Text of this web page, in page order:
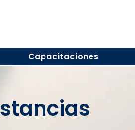
Capacitaciones